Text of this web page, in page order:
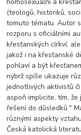
homosexuální a
(teologů, historiků,
tomuto tématu. Autor
rozporu s oficiálními
křesťanských církví,
jakož i na křesťanské
pohlaví a být
nýbrž spíše ukazuje
jednotlivých aktivistů
aspoň implicite, tím,
řešení do důsledků."
různými aspekty
Česká katolická